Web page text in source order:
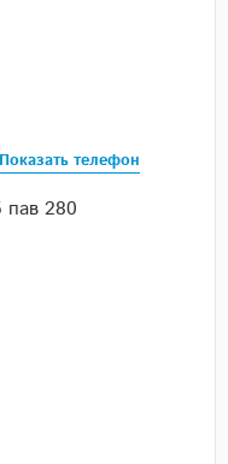
Показать телефон
пав 280